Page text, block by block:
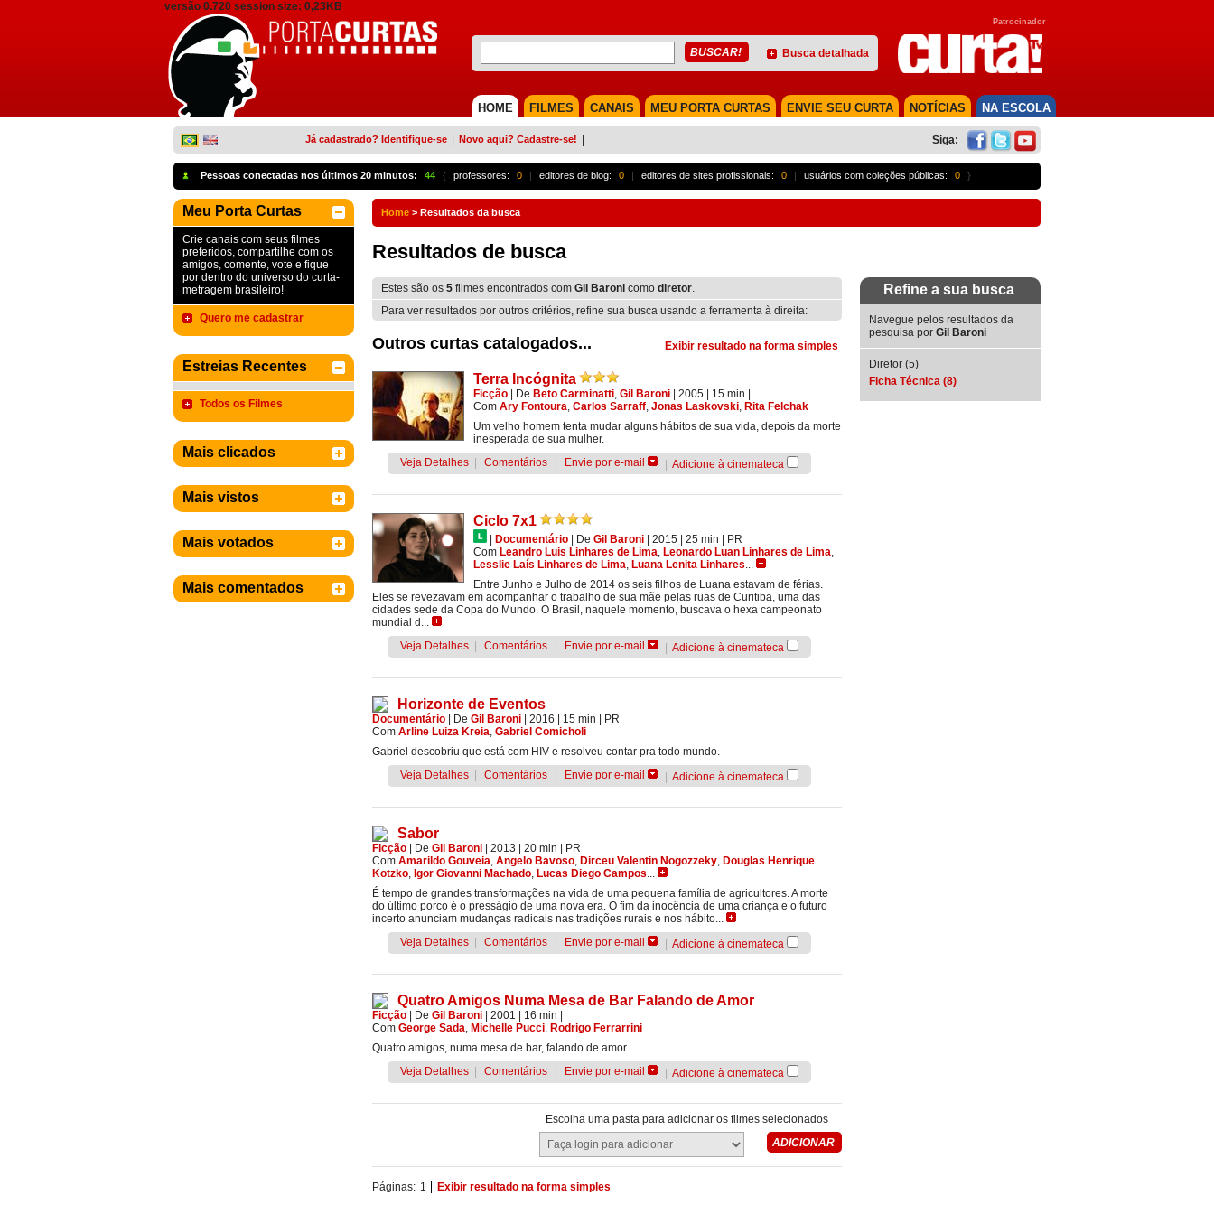
versão 0.720 session size: 0,23KB
Busca detalhada
Patrocinador
NA ESCOLA
NOTÍCIAS
ENVIE SEU CURTA
MEU PORTA CURTAS
CANAIS
FILMES
HOME
Siga:
Já cadastrado? Identifique-se Novo aqui? Cadastre-se!
Pessoas conectadas nos últimos 20 minutos: 44 { professores: 0 | editores de blog: 0 | editores de sites profissionais: 0 | usuários com coleções públicas: 0 }
Meu Porta Curtas
Crie canais com seus filmes
preferidos, compartilhe com os
amigos, comente, vote e fique
por dentro do universo do curta-
metragem brasileiro!
Quero me cadastrar
Estreias Recentes
Todos os Filmes
Mais clicados
Mais vistos
Mais votados
Mais comentados
Home > Resultados da busca
Resultados de busca
Estes são os 5 filmes encontrados com Gil Baroni como diretor.
Para ver resultados por outros critérios, refine sua busca usando a ferramenta à direita:
Exibir resultado na forma simples
Outros curtas catalogados...
Terra Incógnita
Ficção De Beto Carminatti, Gil Baroni | 2005 | 15 min
Com Ary Fontoura, Carlos Sarraff, Jonas Laskovski, Rita Felchak
Um velho homem tenta mudar alguns hábitos de sua vida, depois da morte
inesperada de sua mulher.
Veja Detalhes
Comentários Envie por e-mail Adicione à cinemateca
Ciclo 7x1
Documentário De Gil Baroni | 2015 | 25 min
PR
Com Leandro Luis Linhares de Lima, Leonardo Luan Linhares de Lima,
Lesslie Laí­s Linhares de Lima, Luana Lenita Linhares...
Entre Junho e Julho de 2014 os seis filhos de Luana estavam de férias.
Eles se revezavam em acompanhar o trabalho de sua mãe pelas ruas de Curitiba, uma das
cidades sede da Copa do Mundo. O Brasil, naquele momento, buscava o hexa campeonato
mundial d...
Veja Detalhes
Comentários Envie por e-mail Adicione à cinemateca
Horizonte de Eventos
Documentário De Gil Baroni | 2016 | 15 min
PR
Com Arline Luiza Kreia, Gabriel Comicholi
Gabriel descobriu que está com HIV e resolveu contar pra todo mundo.
Veja Detalhes
Comentários Envie por e-mail Adicione à cinemateca
Sabor
Ficção De Gil Baroni | 2013 | 20 min
PR
Com Amarildo Gouveia, Angelo Bavoso, Dirceu Valentin Nogozzeky, Douglas Henrique
Kotzko, Igor Giovanni Machado, Lucas Diego Campos...
É tempo de grandes transformações na vida de uma pequena família de agricultores. A morte
do último porco é o presságio de uma nova era. O fim da inocência de uma criança e o futuro
incerto anunciam mudanças radicais nas tradições rurais e nos hábito...
Veja Detalhes
Comentários Envie por e-mail Adicione à cinemateca
Quatro Amigos Numa Mesa de Bar Falando de Amor
Ficção De Gil Baroni | 2001 | 16 min
Com George Sada, Michelle Pucci, Rodrigo Ferrarrini
Quatro amigos, numa mesa de bar, falando de amor.
Veja Detalhes
Comentários Envie por e-mail Adicione à cinemateca
Escolha uma pasta para adicionar os filmes selecionados
Páginas: 1 Exibir resultado na forma simples
Refine a sua busca
Navegue pelos resultados da
pesquisa por Gil Baroni
Diretor (5)
Ficha Técnica (8)